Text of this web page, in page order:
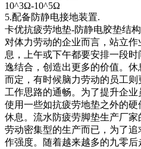
10^3Ω-10^5Ω
5.配备防静电接地装置.
卡优抗疲劳地垫-防静电胶垫结构
对体力劳动的企业而言，站立
息，上午或下午都要安排一段
逸结合，创造出更多的价值。
而定，有时候脑力劳动的员工
工作思路的通畅。为了提升企
使用一些如抗疲劳地垫之外的
休息。流水防疲劳脚垫生产厂
劳动密集型的生产而已，为了
作强度。随着越来越多的九零后